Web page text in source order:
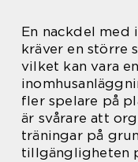
En nackdel med
kräver en större
vilket kan vara
fler spelare på
är svårare att
träningar på
tillgängligheten